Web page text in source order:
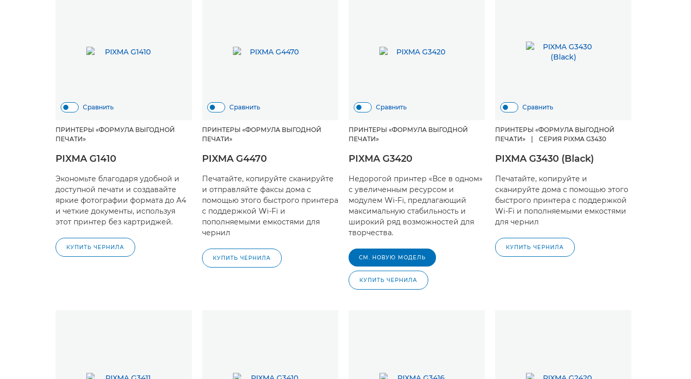
Сравнить
ПРИНТЕРЫ «ФОРМУЛА ВЫГОДНОЙ
ПЕЧАТИ»
PIXMA G1410
Экономьте благодаря удобной и
доступной печати и создавайте
яркие фотографии формата до A4
и четкие документы, используя
этот принтер без картриджей.
КУПИТЬ ЧЕРНИЛА
Сравнить
ПРИНТЕРЫ «ФОРМУЛА ВЫГОДНОЙ
ПЕЧАТИ»
PIXMA G4470
Печатайте, копируйте сканируйте
и отправляйте факсы дома с
помощью этого быстрого принтера
с поддержкой Wi-Fi и
пополняемыми емкостями для
чернил
КУПИТЬ ЧЕРНИЛА
Сравнить
ПРИНТЕРЫ «ФОРМУЛА ВЫГОДНОЙ
ПЕЧАТИ»
PIXMA G3420
Недорогой принтер «Все в одном»
с увеличенным ресурсом и
модулем Wi-Fi, предлагающий
максимальную стабильность и
широкий ряд возможностей для
творчества.
СМ. НОВУЮ МОДЕЛЬ
КУПИТЬ ЧЕРНИЛА
Сравнить
ПРИНТЕРЫ «ФОРМУЛА ВЫГОДНОЙ
ПЕЧАТИ»
СЕРИЯ PIXMA G3430
PIXMA G3430 (Black)
Печатайте, копируйте и
сканируйте дома с помощью этого
быстрого принтера с поддержкой
Wi-Fi и пополняемыми емкостями
для чернил
КУПИТЬ ЧЕРНИЛА